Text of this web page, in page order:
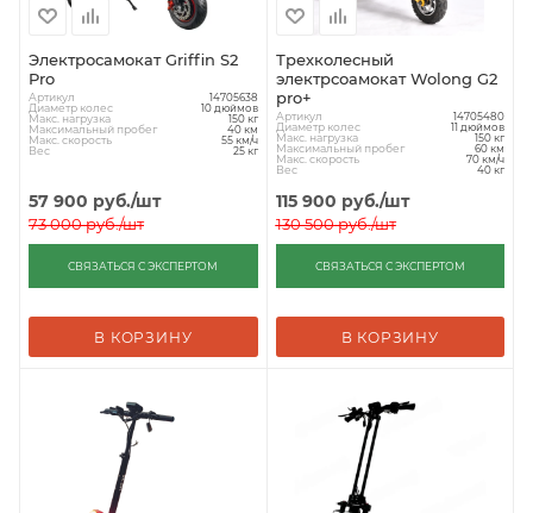
Электросамокат Griffin S2
Pro
Артикул 14705638
Диаметр колес 10 дюймов
Макс. нагрузка 150 кг
Максимальный пробег 40 км
Макс. скорость 55 км/ч
Вес 25 кг
57 900 руб./шт
73 000руб./шт
СВЯЗАТЬСЯ С ЭКСПЕРТОМ
В КОРЗИНУ
Трехколесный
электрсоамокат Wolong G2
pro+
Артикул 14705480
Диаметр колес 11 дюймов
Макс. нагрузка 150 кг
Максимальный пробег 60 км
Макс. скорость 70 км/ч
Вес 40 кг
115 900 руб./шт
130 500руб./шт
СВЯЗАТЬСЯ С ЭКСПЕРТОМ
В КОРЗИНУ